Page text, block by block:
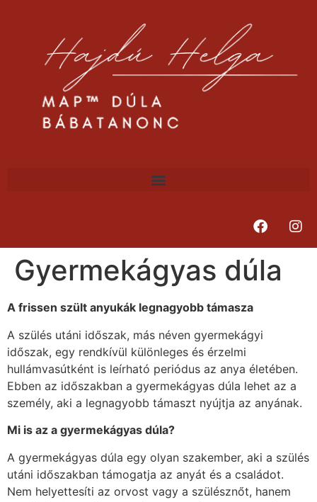
Gyermekágyas dúla
A frissen szült anyukák legnagyobb támasza
A szülés utáni időszak, más néven gyermekágyi
időszak, egy rendkívül különleges és érzelmi
hullámvasútként is leírható periódus az anya életében.
Ebben az időszakban a gyermekágyas dúla lehet az a
személy, aki a legnagyobb támaszt nyújtja az anyának.
Mi is az a gyermekágyas dúla?
A gyermekágyas dúla egy olyan szakember, aki a szülés
utáni időszakban támogatja az anyát és a családot.
Nem helyettesíti az orvost vagy a szülésznőt, hanem